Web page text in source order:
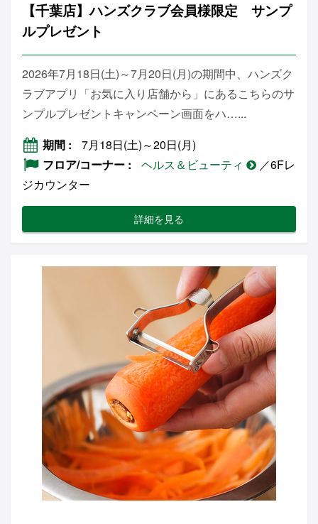
【千葉店】ハンズクラブ会員様限定 サンプ
ルプレゼント
2026年7月18日(土)～7月20日(月)の期間中、ハンズク
ラブアプリ「お気に入り店舗から」にあるこちらのサ
ンプルプレゼントキャンペーン画面をハ…...
期間
7月18日(土)～20日(月)
フロア/コーナー
ヘルス＆ビューティ
／6Fレ
ジカウンター
詳細を見る